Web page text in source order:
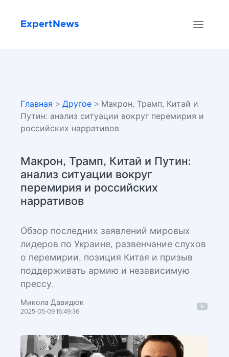
ExpertNews
Главная > Другое > Макрон, Трамп, Китай и
Путин: анализ ситуации вокруг перемирия и
российских нарративов
Макрон, Трамп, Китай и Путин:
анализ ситуации вокруг
перемирия и российских
нарративов
Обзор последних заявлений мировых
лидеров по Украине, развенчание слухов
о перемирии, позиция Китая и призыв
поддерживать армию и независимую
прессу.
Микола Давидюк
2025-05-09 16:49:36